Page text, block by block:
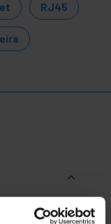
RJ45
FTP